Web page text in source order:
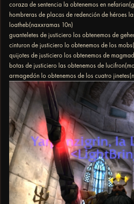
coraza de sentencia la obtenemos en
hombreras de placas de redención de héroes
loatheb(naxxramas 10n)
guanteletes de justiciero los obtenemos de
cinturon de justiciero lo obtenemos de los
quijotes de justiciero los obtenemos de
botas de justiciero las obtenemos de
armagedón lo obtenemos de los cuatro